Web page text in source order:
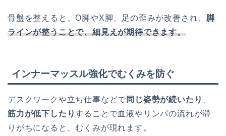
骨盤を整えると、O脚やX脚、足の歪みが改善され、脚
ラインが整うことで、細見えが期待できます。
インナーマッスル強化でむくみを防ぐ
デスクワークや立ち仕事などで 同じ姿勢が続いたり
筋力が低下したりすることで血液やリンパの流れが滞
りがちになると、むくみが現れます。